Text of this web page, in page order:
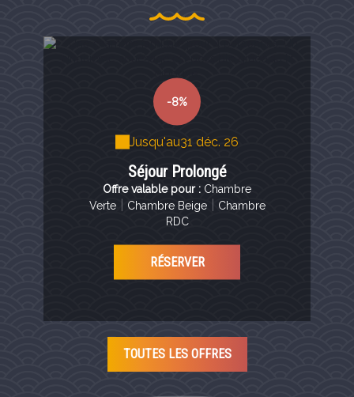
-8%
Jusqu'au31 déc. 26
Séjour Prolongé
Offre valable pour : Chambre
Verte
Chambre Beige
Chambre
RDC
RÉSERVER
TOUTES LES OFFRES